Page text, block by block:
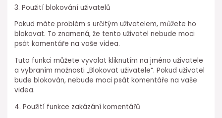
3. Použití blokování uživatelů
Pokud máte problém s určitým uživatelem, můžete ho
blokovat. To znamená, že tento uživatel nebude moci
psát komentáře na vaše videa.
Tuto funkci můžete vyvolat kliknutím na jméno uživatele
a vybraním možnosti „Blokovat uživatele“. Pokud uživatel
bude blokován, nebude moci psát komentáře na vaše
videa.
4. Použití funkce zakázání komentářů